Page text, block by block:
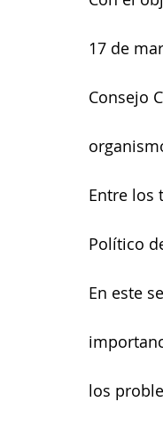
17 de
Consejo
Entre los
Político
En este
los